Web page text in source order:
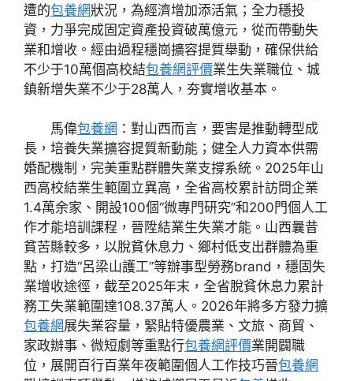
遭的包養網狀況，為經濟增加添活氣；全力穩投
資，力爭完成固定資產投資破萬億元，從而帶動失
業和增收。經由過程穩崗擴容提質舉動，確保供給
不少于10萬個高校結包養網評價業生失業職位、城
鎮新增失業不少于28萬人，夯實增收基本。
馬偉包養網 ：對山西而言，要害是推動轉型成
長，培養失業擴容提質新動能；健全人力資本供需
婚配機制，完美重點群體失業支撐系統。2025年山
西高校結業生範圍立異高，全省高校累計訪問企業
1.4萬余家、開設100個“微專門研究”和200門個人工
作才能培訓課程，晉陞結業生失業才能。山西曩昔
貧苦縣較多，以脫貧休息力、鄉村低支出群體為重
點，打造“呂梁山護工”等辦事型勞務brand，穩固失
業增收途徑，截至2025年末，全省脫貧休息力累計
務工失業範圍達108.37萬人。2026年將多方發力擴
包養網展失業容量，緊貼特優農業、文旅、商貿、
家政辦事、微短劇等重點行包養網評價業開闢職
位，展開百行百業年夜範圍個人工作技巧晉包養網